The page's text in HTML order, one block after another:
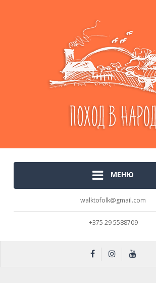
МЕНЮ
walktofolk@gmail.com
+375 29 5588709